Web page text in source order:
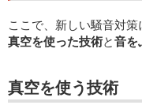
ここで、新しい騒音対策
真空を使った技術と音を
真空を使う技術